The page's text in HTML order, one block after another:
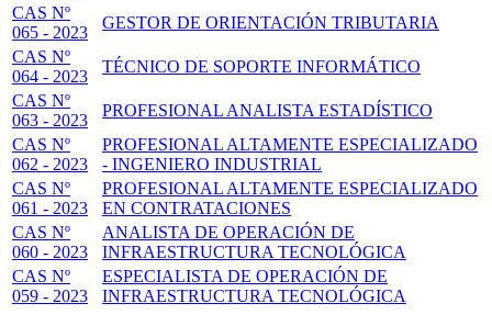
CAS Nº
065 - 2023
GESTOR DE ORIENTACIÓN TRIBUTARIA
CAS Nº
064 - 2023
TÉCNICO DE SOPORTE INFORMÁTICO
CAS Nº
063 - 2023
PROFESIONAL ANALISTA ESTADÍSTICO
CAS Nº
062 - 2023
PROFESIONAL ALTAMENTE ESPECIALIZADO
- INGENIERO INDUSTRIAL
CAS Nº
061 - 2023
PROFESIONAL ALTAMENTE ESPECIALIZADO
EN CONTRATACIONES
CAS Nº
060 - 2023
ANALISTA DE OPERACIÓN DE
INFRAESTRUCTURA TECNOLÓGICA
CAS Nº
059 - 2023
ESPECIALISTA DE OPERACIÓN DE
INFRAESTRUCTURA TECNOLÓGICA